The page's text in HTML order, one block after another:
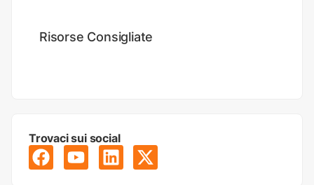
Risorse Consigliate
Trovaci sui social